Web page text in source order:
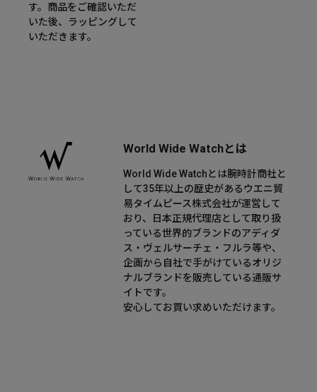
す。商品をご確認いただ
いた後、ラッピングして
いただきます。
World Wide Watchとは
World Wide Watchとは腕時計商社と
して35年以上の歴史があるウエニ貿
易タイムピース株式会社が運営して
おり、日本正規代理店として取り扱
っている世界的ブランドのアディダ
ス・ヴェルサーチェ・フルラ等や、
企画から自社で手がけているオリジ
ナルブランドを販売している通販サ
イトです。
安心してお買い求めいただけます。